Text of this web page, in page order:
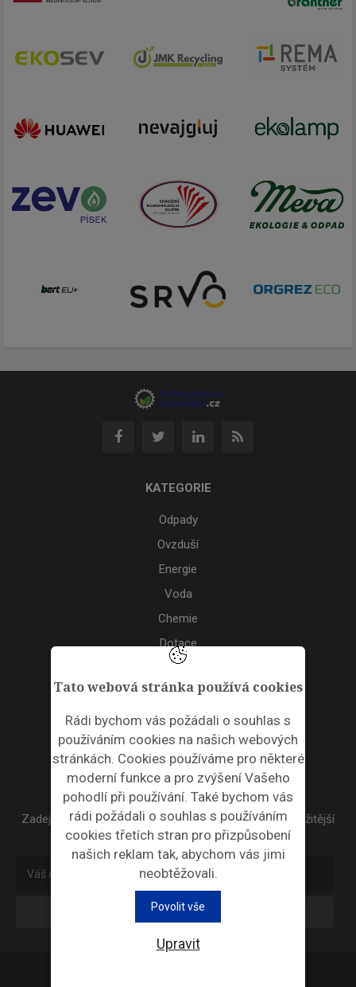
Tato webová stránka používá cookies
Rádi bychom vás požádali o souhlas s
používáním cookies na našich webových
stránkách. Cookies používáme pro některé
moderní funkce a pro zvýšení Vašeho
pohodlí při používání. Také bychom vás
rádi požádali o souhlas s používáním
cookies třetích stran pro přizpůsobení
našich reklam tak, abychom vás jimi
neobtěžovali.
Povolit vše
Upravit
KATEGORIE
Odpady
Ovzduší
Energie
Voda
Chemie
Dotace
Akce
ODPADNÍ PLASTY
NEWSLETTER
Zadejte váš email a my Vám budeme zasílat ty nejdůležitější
informace, maximálně 1x týdně.
Odebírat